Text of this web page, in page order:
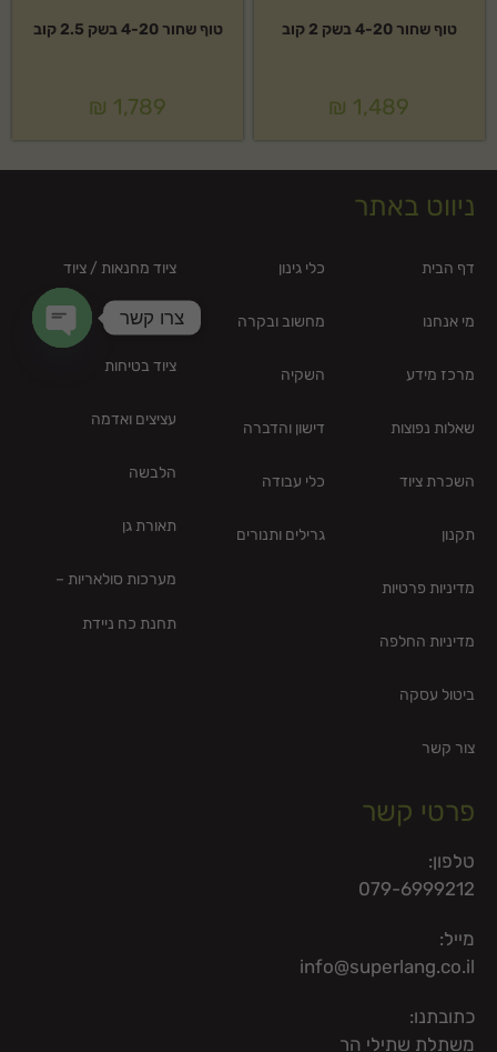
טוף שחור 4-20 בשק 2 קוב
₪ 1,489
טוף שחור 4-20 בשק 2.5 קוב
₪ 1,789
ניווט באתר
דף הבית
מי אנחנו
מרכז מידע
שאלות נפוצות
השכרת ציוד
תקנון
מדיניות פרטיות
מדיניות החלפה
ביטול עסקה
צור קשר
כלי גינון
מחשוב ובקרה
השקיה
דישון והדברה
כלי עבודה
גרילים ותנורים
ציוד מחנאות / ציוד
קמפינג
ציוד בטיחות
עציצים ואדמה
הלבשה
תאורת גן
מערכות סולאריות –
תחנת כח ניידת
פרטי קשר
טלפון:
079-6999212
מייל:
info@superlang.co.il
כתובתנו:
משתלת שתילי הר
צרו קשר